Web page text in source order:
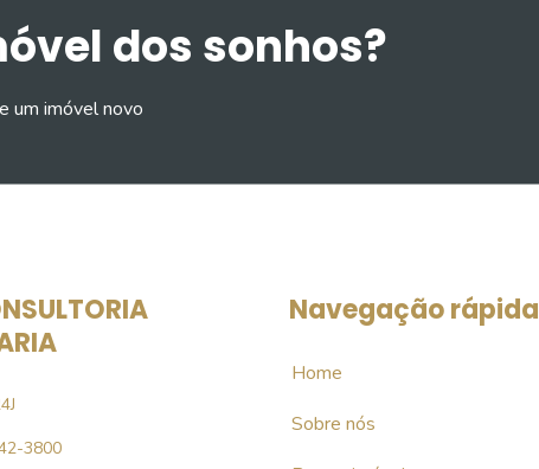
dos sonhos?
um imóvel novo
3800
Navegação rápida
Home
Sobre nós